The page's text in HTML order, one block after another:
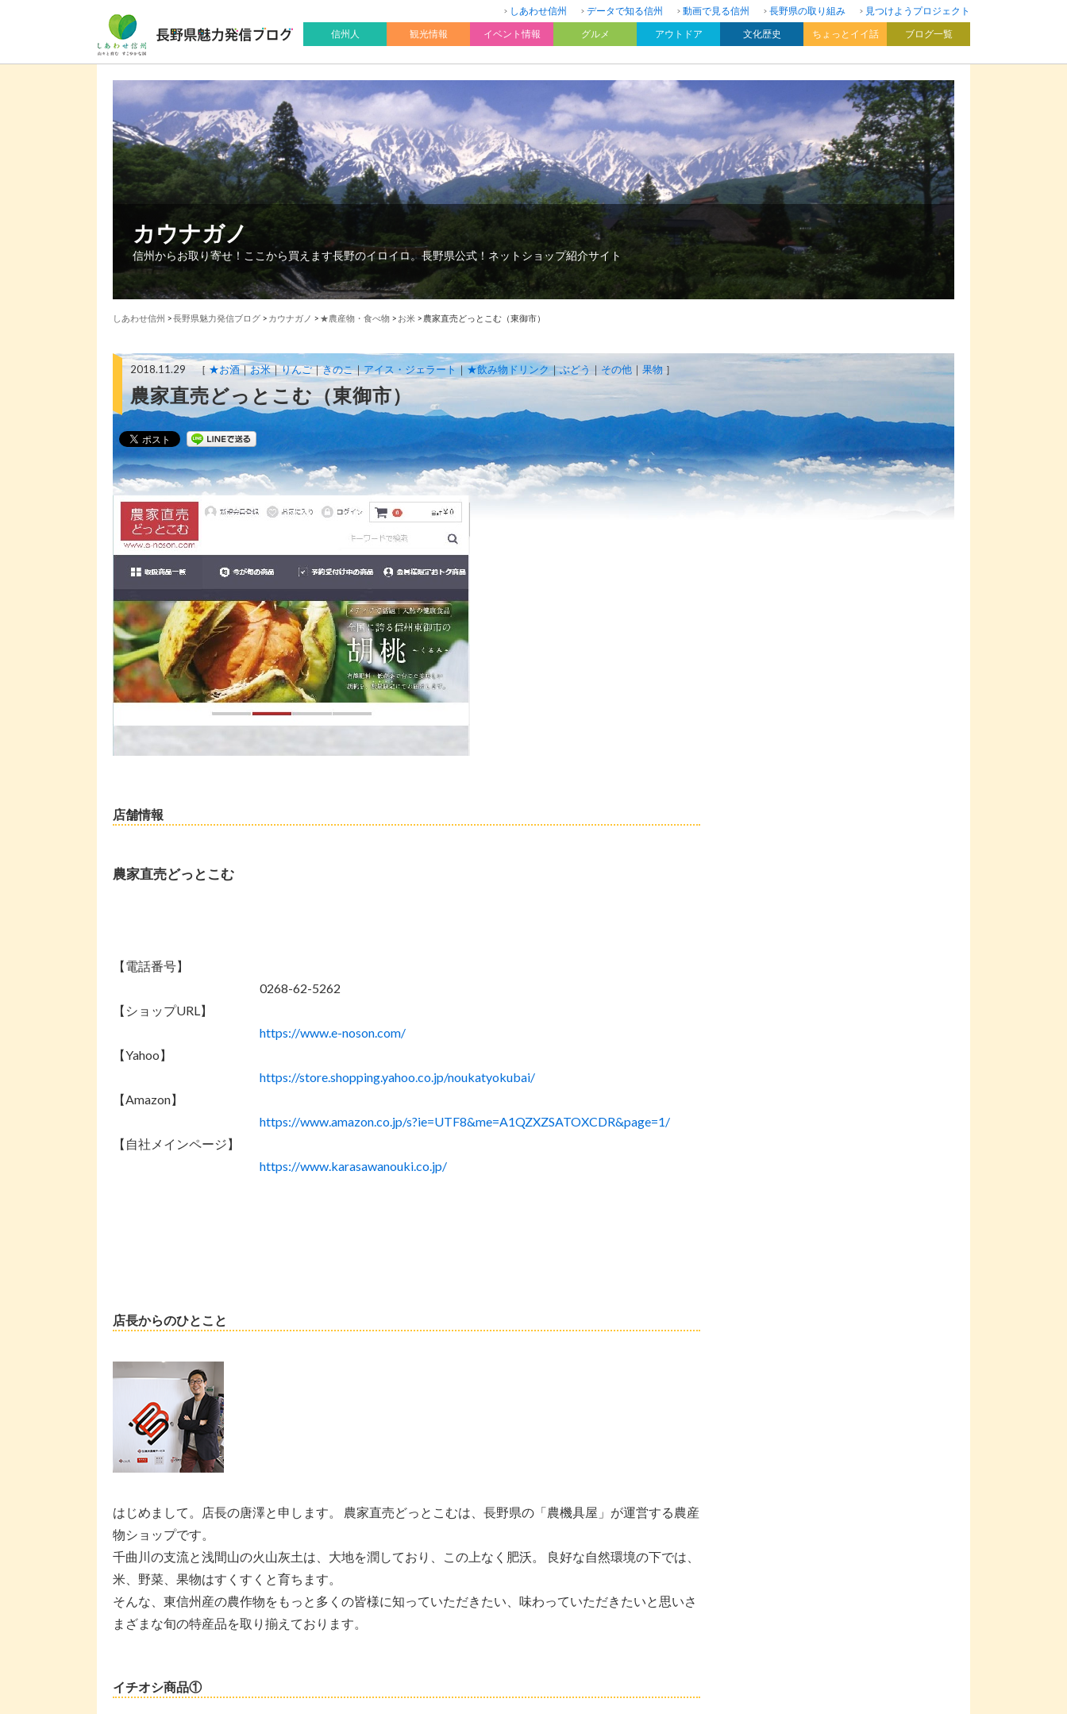
しあわせ信州 データで知る信州 動画で見る信州 長野県の取り組み
見つけようプロジェクト
信州人
観光情報 イベント情報 グルメ アウトドア 文化歴史 ちょっとイイ話 ブログ一覧
カウナガノ
信州からお取り寄せ！ここから買えます長野のイロイロ。長野県公式！ネットショップ紹介サイト
しあわせ信州 >長野県魅力発信ブログ > カウナガノ > ★農産物・食べ物 > お米 > 農家直売どっとこむ（東御市）
2018.11.29 ［★お酒 お米 りんご きのこ アイス・ジェラート ★飲み物ドリンク ぶどう その他 果物 ］
農家直売どっとこむ（東御市）
店舗情報
農家直売どっとこむ
【電話番号】
0268-62-5262
【ショップURL】
https://www.e-noson.com/
【Yahoo】
https://store.shopping.yahoo.co.jp/noukatyokubai/
【Amazon】
https://www.amazon.co.jp/s?ie=UTF8&me=A1QZXZSATOXCDR&page=1/
【自社メインページ】
https://www.karasawanouki.co.jp/
店長からのひとこと
はじめまして。店長の唐澤と申します。 農家直売どっとこむは、長野県の「農機具屋」が運営する農産
物ショップです。
千曲川の支流と浅間山の火山灰土は、大地を潤しており、この上なく肥沃。 良好な自然環境の下では、
米、野菜、果物はすくすくと育ちます。
そんな、東信州産の農作物をもっと多くの皆様に知っていただきたい、味わっていただきたいと思いさ
まざまな旬の特産品を取り揃えております。
イチオシ商品①